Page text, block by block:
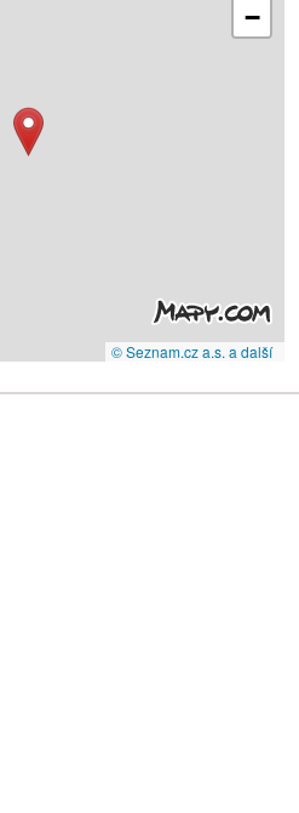
−
© Seznam.cz a.s. a další